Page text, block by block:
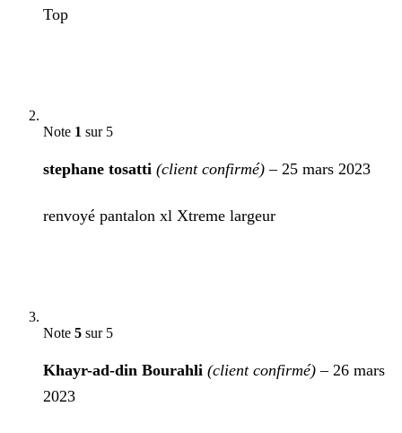
Top
Note 1 sur 5
stephane tosatti (client confirmé) – 25 mars 2023
renvoyé pantalon xl Xtreme largeur
Note 5 sur 5
Khayr-ad-din Bourahli (client confirmé) – 26 mars
2023